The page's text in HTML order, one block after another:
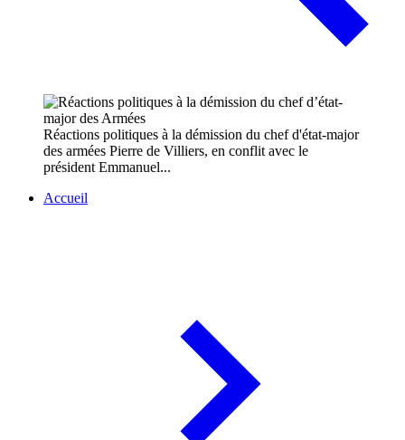
Réactions politiques à la démission du chef d'état-major
des armées Pierre de Villiers, en conflit avec le
président Emmanuel...
Accueil